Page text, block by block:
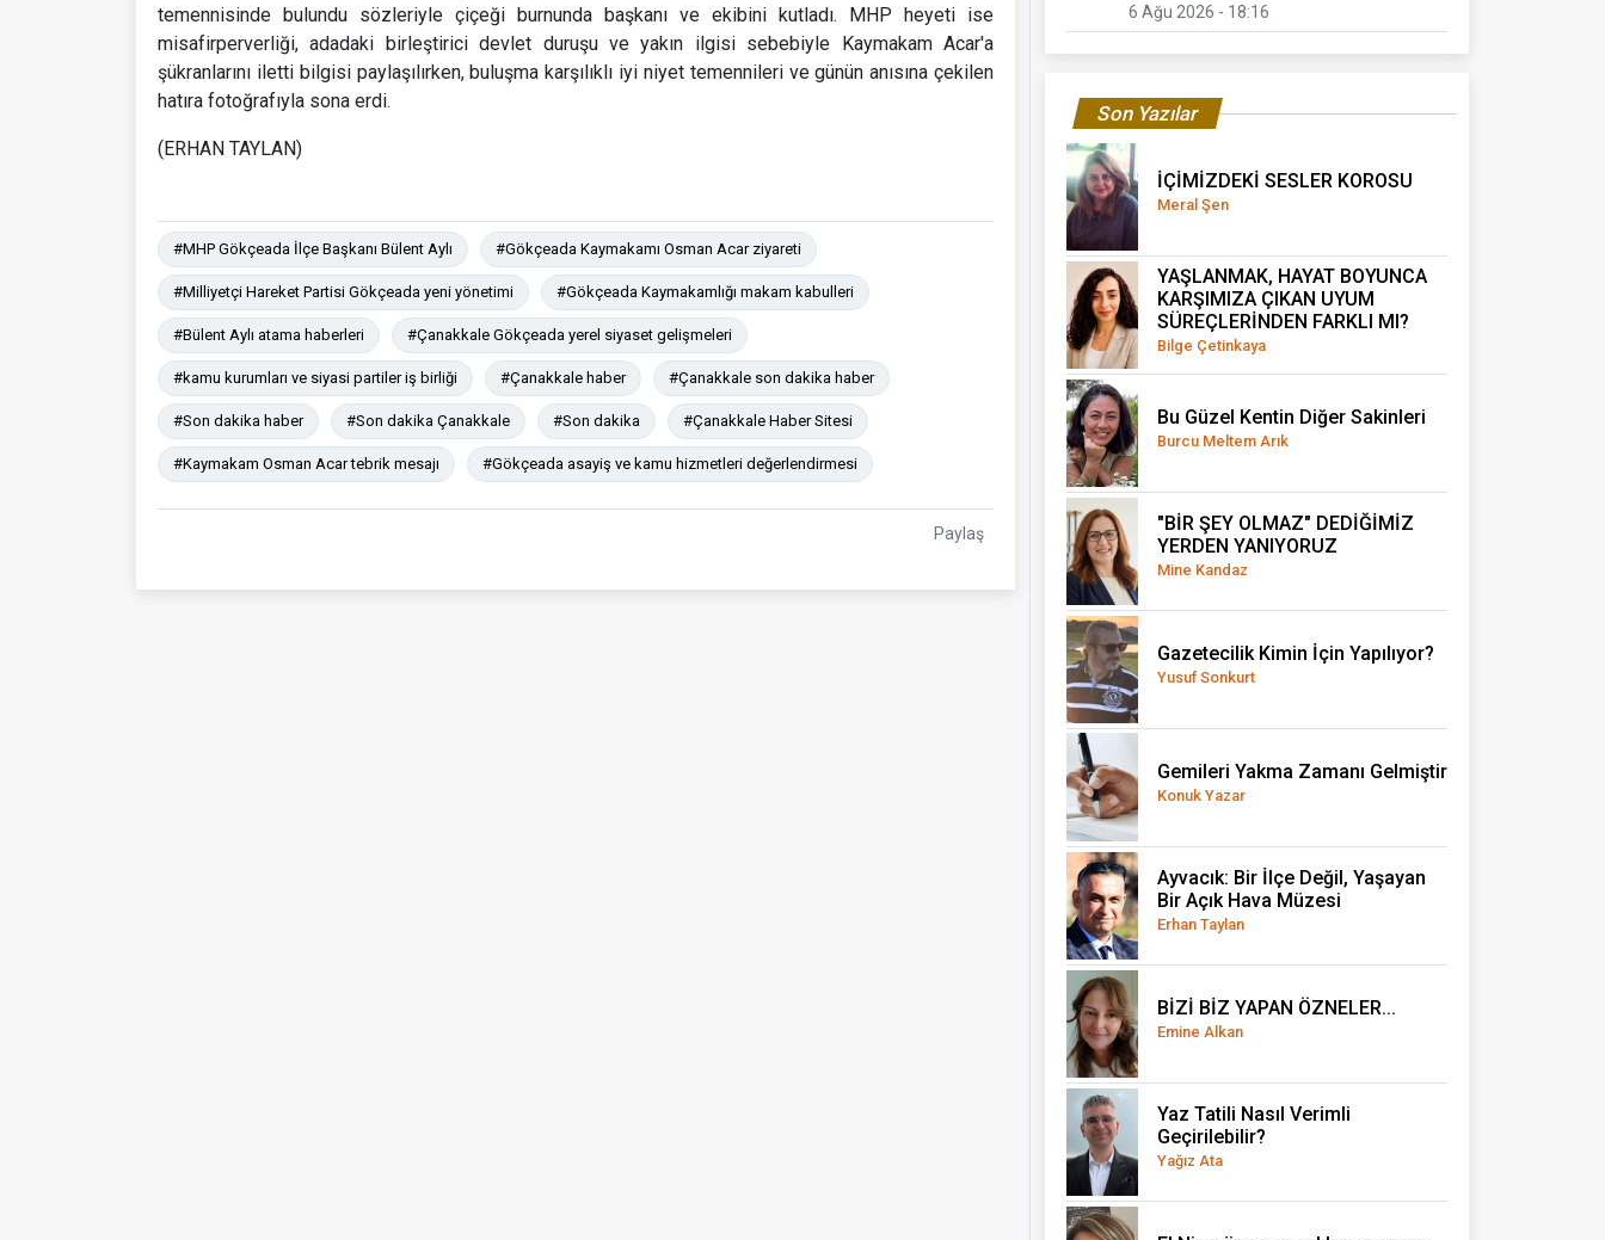
temennisinde bulundu sözleriyle çiçeği burnunda başkanı ve ekibini kutladı. MHP heyeti ise
misafirperverliği, adadaki birleştirici devlet duruşu ve yakın ilgisi sebebiyle Kaymakam Acar'a
şükranlarını iletti bilgisi paylaşılırken, buluşma karşılıklı iyi niyet temennileri ve günün anısına çekilen
hatıra fotoğrafıyla sona erdi.
(ERHAN TAYLAN)
#MHP Gökçeada İlçe Başkanı Bülent Aylı #Gökçeada Kaymakamı Osman Acar ziyareti
#Milliyetçi Hareket Partisi Gökçeada yeni yönetimi #Gökçeada Kaymakamlığı makam kabulleri
#Bülent Aylı atama haberleri #Çanakkale Gökçeada yerel siyaset gelişmeleri
#kamu kurumları ve siyasi partiler iş birliği #Çanakkale haber #Çanakkale son dakika haber
#Son dakika haber #Son dakika Çanakkale #Son dakika #Çanakkale Haber Sitesi
#Kaymakam Osman Acar tebrik mesajı #Gökçeada asayiş ve kamu hizmetleri değerlendirmesi
Paylaş
6 Ağu 2026 - 18:16
Son Yazılar
İÇİMİZDEKİ SESLER KOROSU
Meral Şen
YAŞLANMAK, HAYAT BOYUNCA
KARŞIMIZA ÇIKAN UYUM
SÜREÇLERİNDEN FARKLI MI?
Bilge Çetinkaya
Bu Güzel Kentin Diğer Sakinleri
Burcu Meltem Arık
"BİR ŞEY OLMAZ" DEDİĞİMİZ
YERDEN YANIYORUZ
Mine Kandaz
Gazetecilik Kimin İçin Yapılıyor?
Yusuf Sonkurt
Gemileri Yakma Zamanı Gelmiştir
Konuk Yazar
Ayvacık: Bir İlçe Değil, Yaşayan
Bir Açık Hava Müzesi
Erhan Taylan
BİZİ BİZ YAPAN ÖZNELER...
Emine Alkan
Yaz Tatili Nasıl Verimli
Geçirilebilir?
Yağız Ata